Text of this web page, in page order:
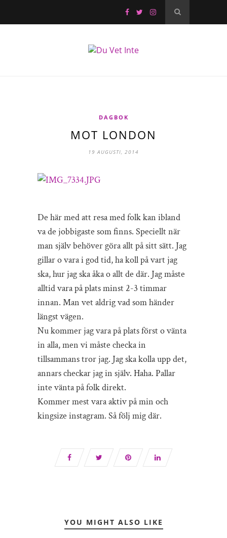
DAGBOK
MOT LONDON
19 AUGUSTI, 2014
De här med att resa med folk kan ibland
va de jobbigaste som finns. Speciellt när
man själv behöver göra allt på sitt sätt. Jag
gillar o vara i god tid, ha koll på vart jag
ska, hur jag ska åka o allt de där. Jag måste
alltid vara på plats minst 2-3 timmar
innan. Man vet aldrig vad som händer
längst vägen.
Nu kommer jag vara på plats först o vänta
in alla, men vi måste checka in
tillsammans tror jag. Jag ska kolla upp det,
annars checkar jag in själv. Haha. Pallar
inte vänta på folk direkt.
Kommer mest vara aktiv på min och
kingsize instagram. Så följ mig där.
YOU MIGHT ALSO LIKE